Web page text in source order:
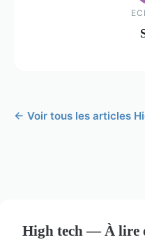
← Voir tous les articles
High tech — À lire